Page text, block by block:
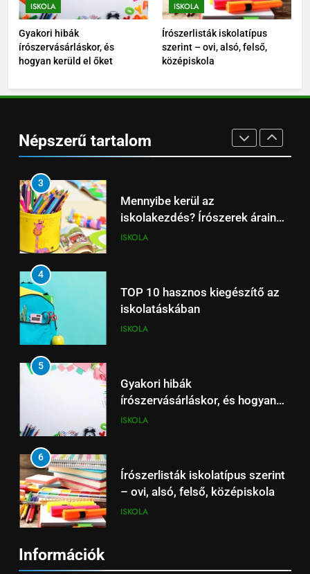
iskolakezdés? Írószerek árainak
összevetése
4
iskolatáskában
5
kerüld el őket
ISKOLA
6
ISKOLA
7
ISKOLA
8
ISKOLA
ISKOLA
Gyakori hibák
írószervásárláskor, és
hogyan kerüld el őket
ISKOLA
Írószerlisták iskolatípus
szerint – ovi, alsó, felső,
középiskola
Népszerű tartalom
Digitális vs. hagyományos: helye
van-e még a tollnak az
iskolában?
2
matricák, gravírozás, színek
ISKOLA
3
Mennyibe kerül az
iskolakezdés? Írószerek árainak
összevetése
ISKOLA
4
TOP 10 hasznos kiegészítő az
iskolatáskában
ISKOLA
5
Gyakori hibák
írószervásárláskor, és hogyan
kerüld el őket
ISKOLA
6
Írószerlisták iskolatípus szerint
– ovi, alsó, felső, középiskola
ISKOLA
7
Tolltartó választási útmutató –
Információk